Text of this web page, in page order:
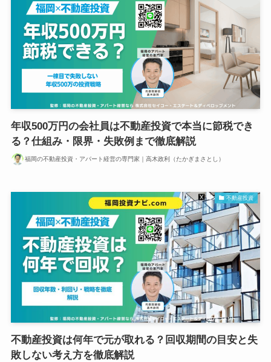
年収500万円の会社員は不動産投資で本当に節税でき
る？仕組み・限界・失敗例まで徹底解説
福岡の不動産投資・アパート経営の専門家｜高木政利（たかぎまさとし）
不動産投資
不動産投資は何年で元が取れる？回収期間の目安と失
敗しない考え方を徹底解説